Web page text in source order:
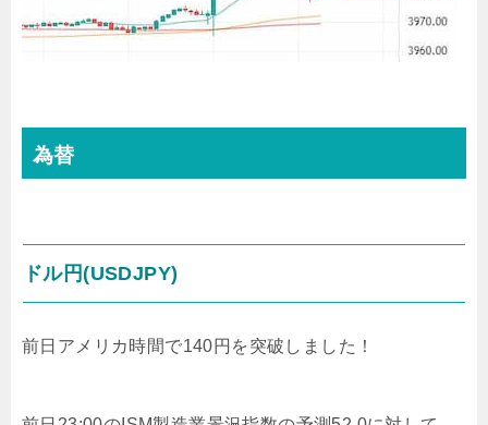
為替
ドル円(USDJPY)
前日アメリカ時間で140円を突破しました！